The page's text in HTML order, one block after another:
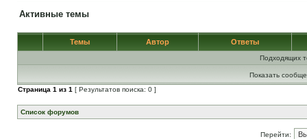
Активные темы
Темы Автор Ответы
Подходящих
Показать
Страница 1 из 1 [ Результатов поиска: 0 ]
Список форумов
Перейти: